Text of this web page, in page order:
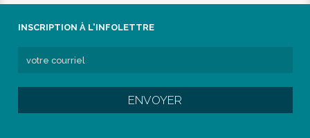
INSCRIPTION À L'INFOLETTRE
ENVOYER